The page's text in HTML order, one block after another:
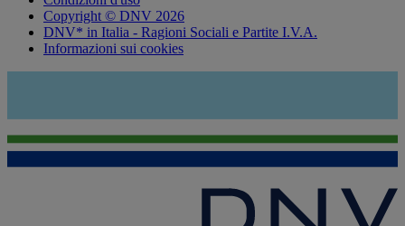
Copyright © DNV 2026
DNV* in Italia - Ragioni Sociali e Partite I.V.A.
Informazioni sui cookies